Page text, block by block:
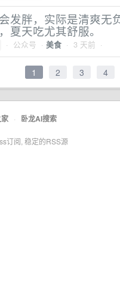
发胖，实际是清爽无
夏天吃尤其舒服。
· 公众号 · 美食 · 3 天前 ·
1 2 3 4
· 卧龙AI搜索
订阅, 稳定的RSS源